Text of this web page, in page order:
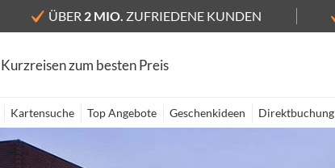
ÜBER 2 MIO. ZUFRIEDENE KUNDEN
zum besten Preis
Kartensuche Top Angebote Geschenkideen Direktbuchung